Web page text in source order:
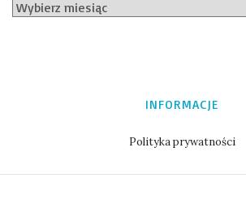
INFORMACJE
Polityka prywatności